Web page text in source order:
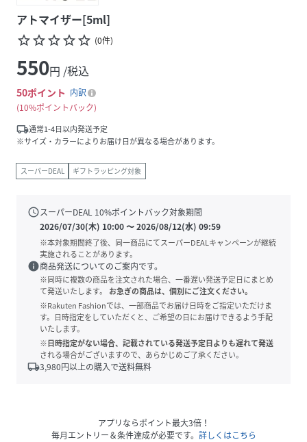
アトマイザー[5ml]
star_borderstar_borderstar_borderstar_borderstar_border (0件)
550円 /税込
50ポイント 内訳
10%ポイントバック
local_shipping通常1-4日以内発送予定
※サイズ・カラーによりお届け日が異なる場合があります。
スーパーDEAL ギフトラッピング対象
scheduleスーパーDEAL 10%ポイントバック対象期間
2026/07/30(木) 10:00〜2026/08/12(水) 09:59
※本対象期間終了後、同一商品にてスーパーDEALキャンペーンが継続
実施されることがあります。
info商品発送についてのご案内です。
※同時に複数の商品を注文された場合、一番遅い発送予定日にまとめ
て発送いたします。
お急ぎの商品は、個別にご注文ください。
※Rakuten Fashionでは、一部商品でお届け日時をご指定いただけま
す。日時指定をしていただくと、ご希望の日にお届けできるよう手配
いたします。
※日時指定がない場合、記載されている発送予定日よりも遅れて発送
される場合がございますので、あらかじめご了承ください。
local_shipping3,980円以上の購入で送料無料
アプリならポイント最大3倍！
毎月エントリー＆条件達成が必要です。 詳しくはこちら